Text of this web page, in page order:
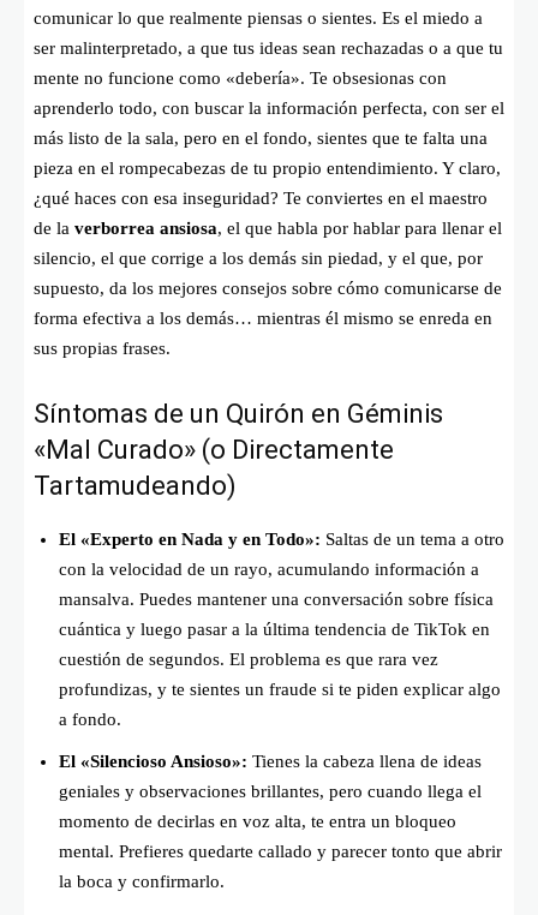
comunicar lo que realmente piensas o sientes. Es el miedo a
ser malinterpretado, a que tus ideas sean rechazadas o a que tu
mente no funcione como «debería». Te obsesionas con
aprenderlo todo, con buscar la información perfecta, con ser el
más listo de la sala, pero en el fondo, sientes que te falta una
pieza en el rompecabezas de tu propio entendimiento. Y claro,
¿qué haces con esa inseguridad? Te conviertes en el maestro
de la verborrea ansiosa, el que habla por hablar para llenar el
silencio, el que corrige a los demás sin piedad, y el que, por
supuesto, da los mejores consejos sobre cómo comunicarse de
forma efectiva a los demás… mientras él mismo se enreda en
sus propias frases.
Síntomas de un Quirón en Géminis
«Mal Curado» (o Directamente
Tartamudeando)
El «Experto en Nada y en Todo»: Saltas de un tema a otro
con la velocidad de un rayo, acumulando información a
mansalva. Puedes mantener una conversación sobre física
cuántica y luego pasar a la última tendencia de TikTok en
cuestión de segundos. El problema es que rara vez
profundizas, y te sientes un fraude si te piden explicar algo
a fondo.
El «Silencioso Ansioso»: Tienes la cabeza llena de ideas
geniales y observaciones brillantes, pero cuando llega el
momento de decirlas en voz alta, te entra un bloqueo
mental. Prefieres quedarte callado y parecer tonto que abrir
la boca y confirmarlo.